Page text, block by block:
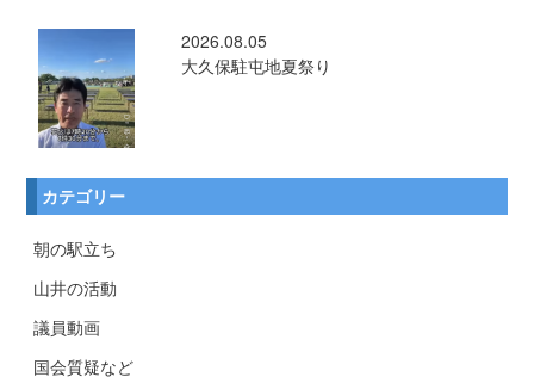
2026.08.05
大久保駐屯地夏祭り
カテゴリー
朝の駅立ち
山井の活動
議員動画
国会質疑など